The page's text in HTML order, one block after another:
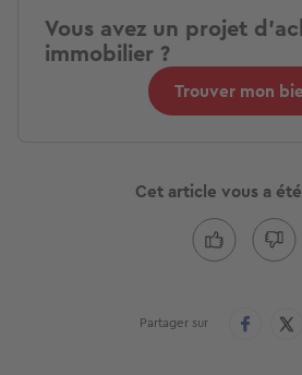
Vous avez un projet
immobilier ?
Trouver mon
Cet article vous a
Partager sur